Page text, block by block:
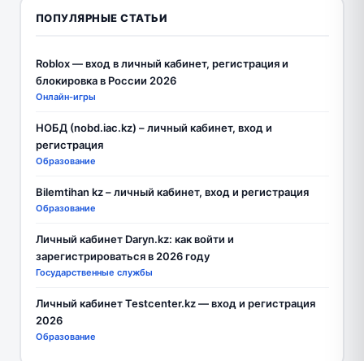
ПОПУЛЯРНЫЕ СТАТЬИ
Roblox — вход в личный кабинет, регистрация и
блокировка в России 2026
Онлайн-игры
НОБД (nobd.iac.kz) – личный кабинет, вход и
регистрация
Образование
Bilemtihan kz – личный кабинет, вход и регистрация
Образование
Личный кабинет Daryn.kz: как войти и
зарегистрироваться в 2026 году
Государственные службы
Личный кабинет Testcenter.kz — вход и регистрация
2026
Образование